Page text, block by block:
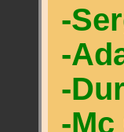
-
-
-
-Mc